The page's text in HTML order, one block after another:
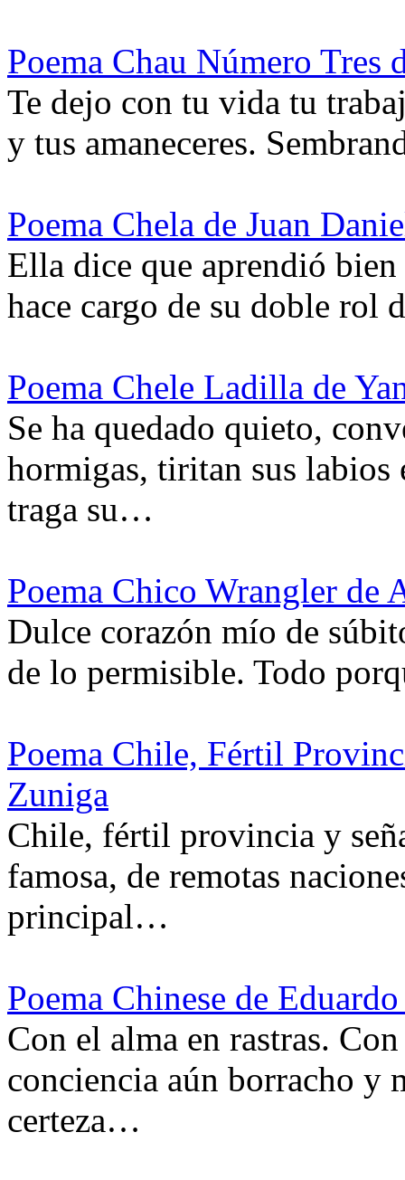
Poema Chau Número Tres
Te dejo con tu vida tu
y tus amaneceres.
Poema Chela de Juan
Ella dice que aprendió
hace cargo de su doble rol
Poema Chele Ladilla de
Se ha quedado quieto,
hormigas, tiritan sus labios
traga su…
Poema Chico Wrangler de
Dulce corazón mío de
de lo permisible. Todo
Poema Chile, Fértil
Zuniga
Chile, fértil provincia y
famosa, de remotas
principal…
Poema Chinese de
Con el alma en rastras.
conciencia aún borracho y
certeza…